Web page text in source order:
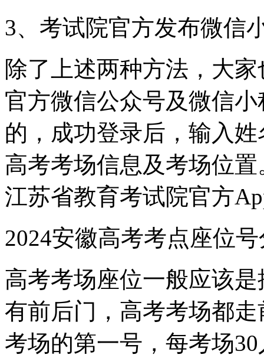
3、考试院官方发布微信
除了上述两种方法，大
官方微信公众号及微信
的，成功登录后，输入
高考考场信息及考场位
江苏省教育考试院官方
2024安徽高考考点座位
高考考场座位一般应该
有前后门，高考考场都
考场的第一号，每考场